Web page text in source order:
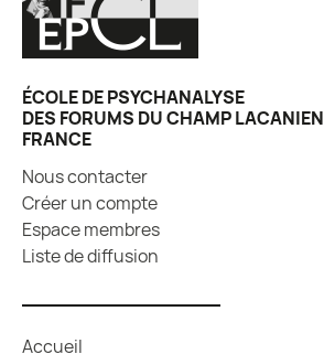
ÉCOLE DE PSYCHANALYSE
DES FORUMS DU CHAMP LACANIEN
FRANCE
Nous contacter
Créer un compte
Espace membres
Liste de diffusion
Accueil